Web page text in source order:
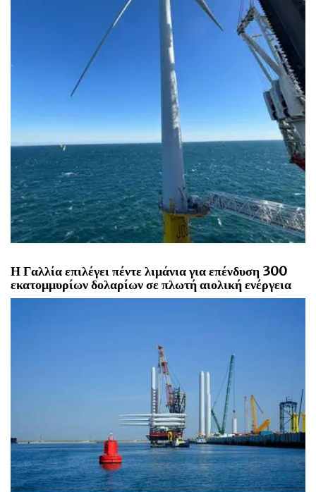
Η Γαλλία επιλέγει πέντε λιμάνια για επένδυση 300
εκατομμυρίων δολαρίων σε πλωτή αιολική ενέργεια